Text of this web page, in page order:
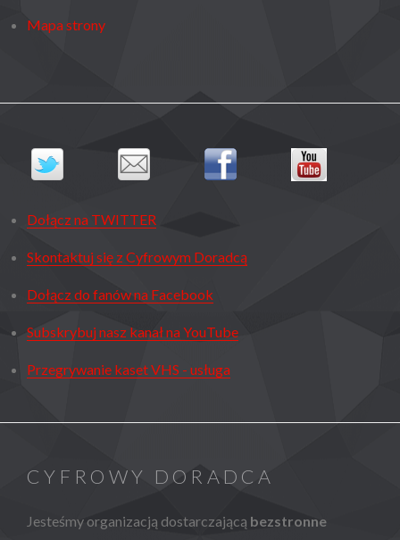
Mapa strony
Dołącz na TWITTER
Skontaktuj się z Cyfrowym Doradcą
Dołącz do fanów na Facebook
Subskrybuj nasz kanał na YouTube
Przegrywanie kaset VHS - usługa
CYFROWY DORADCA
Jesteśmy organizacją dostarczającą bezstronne